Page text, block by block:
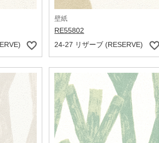
壁紙
RE55802
24-27 リザーブ (RESERVE)